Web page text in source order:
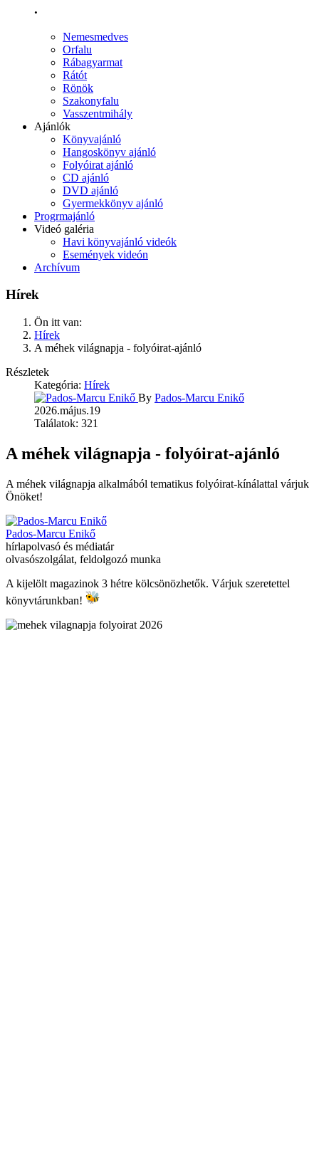
.
Nemesmedves
Orfalu
Rábagyarmat
Rátót
Rönök
Szakonyfalu
Vasszentmihály
Ajánlók
Könyvajánló
Hangoskönyv ajánló
Folyóirat ajánló
CD ajánló
DVD ajánló
Gyermekkönyv ajánló
Progrmajánló
Videó galéria
Havi könyvajánló videók
Események videón
Archívum
Hírek
Ön itt van:
Hírek
A méhek világnapja - folyóirat-ajánló
Részletek
Kategória: Hírek
By Pados-Marcu Enikő
2026.május.19
Találatok: 321
A méhek világnapja - folyóirat-ajánló
A méhek világnapja alkalmából tematikus folyóirat-kínálattal várjuk
Önöket!
Pados-Marcu Enikő
hírlapolvasó és médiatár
olvasószolgálat, feldolgozó munka
A kijelölt magazinok 3 hétre kölcsönözhetők. Várjuk szeretettel
könyvtárunkban!